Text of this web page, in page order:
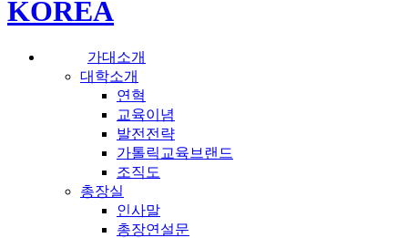
가대소개
대학소개
연혁
교육이념
발전전략
가톨릭교육브랜드
조직도
총장실
인사말
총장연설문